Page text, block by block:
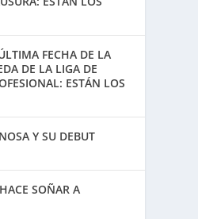
FECHA DE LA
DE LA LIGA DE
ESTÁN LOS
Y SU DEBUT
SOÑAR A